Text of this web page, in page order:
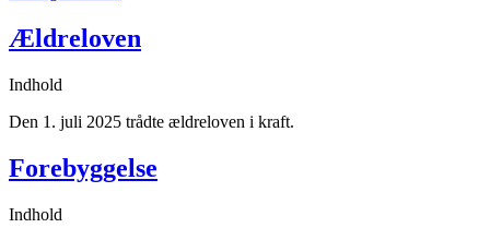
Ældreloven
Indhold
Den 1. juli 2025 trådte ældreloven i kraft.
Forebyggelse
Indhold